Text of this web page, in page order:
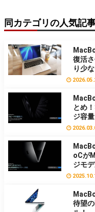
同カテゴリの人気記
復活
り少
とめ
ジ容
oCが
ジモデ
待望